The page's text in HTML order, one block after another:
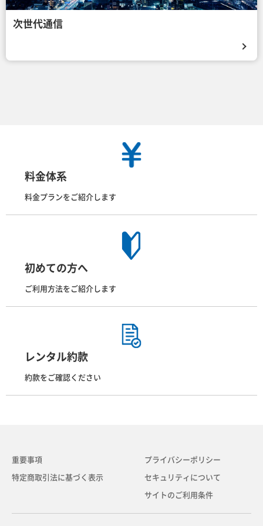
次世代通信
料金体系
料金プランをご紹介します
初めての方へ
ご利用方法をご紹介します
レンタル約款
約款をご確認ください
重要事項
特定商取引法に基づく表示
プライバシーポリシー
セキュリティについて
サイトのご利用条件